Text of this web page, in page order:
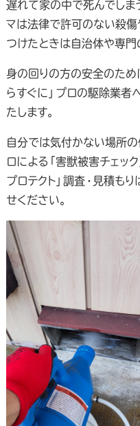
遅れて家の中で死んでしま
マは法律で許可のない殺傷
つけたときは自治体や専門
身の回りの方の安全のため
らすぐに」プロの駆除業者
たします。
自分では気付かない場所
ロによる「害獣被害チェッ
プロテクト」調査・見積も
せください。